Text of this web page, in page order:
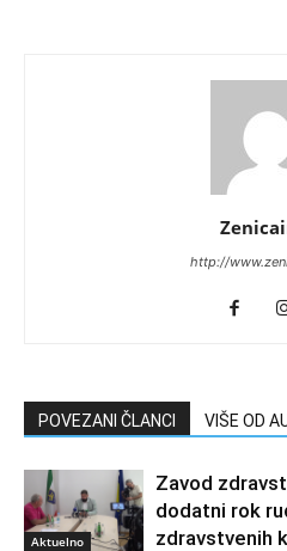
http://
POVEZANI ČLANCI VIŠE OD
Aktuelno
Zavod
dodatni rok
zdravstvenih